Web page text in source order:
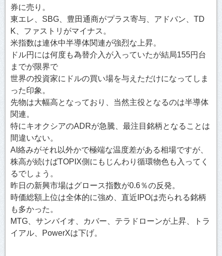
券に売り。
東エレ、SBG、豊田通商がプラス寄与、アドバン、TD
K、ファストリがマイナス。
米指数は連休中半導体関連が強烈な上昇。
ドル円には何度も為替介入が入っていたが結局155円台
までが限界で
世界の投資家にドルの買い場を与えただけになってしま
った印象。
先物は大幅高となっており、当然主役となるのは半導体
関連。
特にキオクシアのADRが急騰、最注目銘柄となることは
間違いない。
AI絡みがそれ以外かで極端な温度差がある相場ですが、
株高が続けばTOPIX側にもじんわり循環物色も入ってく
るでしょう。
昨日の新興市場はグロース指数が0.6％の反発。
時価総額上位は全体的に強め、直近IPOは売られる銘柄
も多かった。
MTG、サンバイオ、カバー、テラドローンが上昇、トラ
イアル、PowerXは下げ。